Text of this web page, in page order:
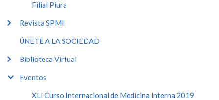
Filial Piura
Revista SPMI
ÚNETE A LA SOCIEDAD
Biblioteca Virtual
Eventos
XLI Curso Internacional de Medicina Interna 2019